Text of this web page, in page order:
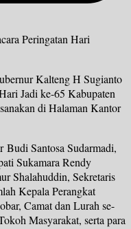
Kalteng H Sugianto
Jadi ke-65 Kabupaten
di Halaman Kantor
Santosa Sudarmadi,
Sukamara Rendy
Shalahuddin, Sekretaris
Kepala Perangkat
Camat dan Lurah se-
Masyarakat, serta para